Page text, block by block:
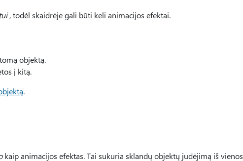
, todėl skaidrėje gali būti keli animacijos efektai.
objektą.
į kitą.
.
kaip animacijos efektas. Tai sukuria sklandų objektų judėjimą iš vienos